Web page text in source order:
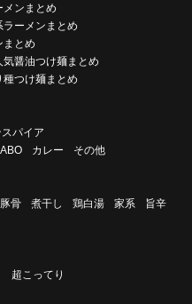
メンまとめ
ラーメンまとめ
まとめ
気醤油つけ麺まとめ
種つけ麺まとめ
パイア
カレー その他
骨 煮干し 鶏白湯 家系
旨辛
超こってり